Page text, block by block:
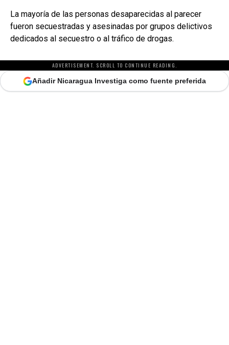
La mayoría de las personas desaparecidas al parecer
fueron secuestradas y asesinadas por grupos delictivos
dedicados al secuestro o al tráfico de drogas.
ADVERTISEMENT. SCROLL TO CONTINUE READING.
Añadir Nicaragua Investiga como fuente preferida